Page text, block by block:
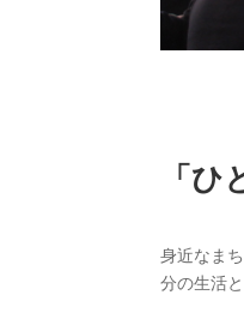
「
身近なま
分の生活